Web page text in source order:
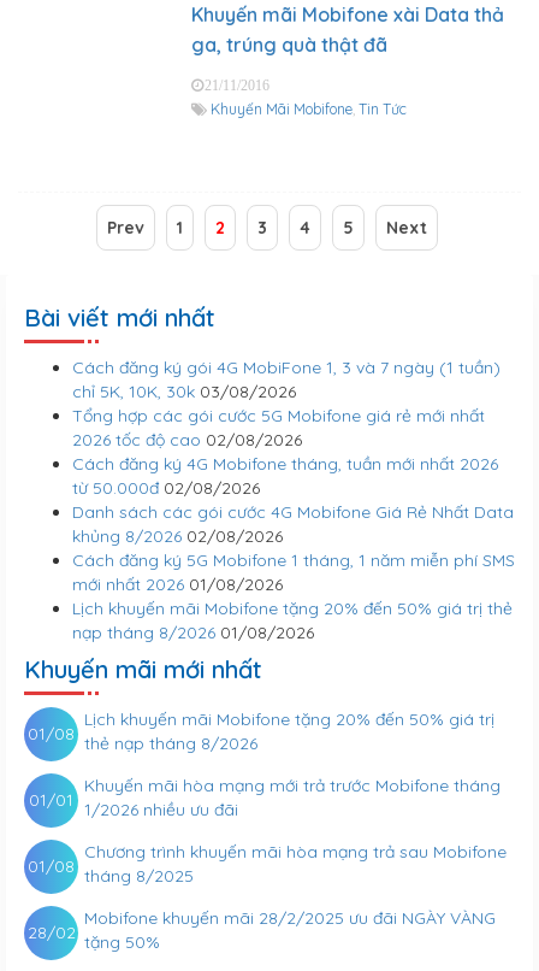
Khuyến mãi Mobifone xài Data thả
ga, trúng quà thật đã
21/11/2016
Khuyến Mãi Mobifone ,Tin Tức
Prev 1 2 3 4 5 Next
Bài viết mới nhất
Cách đăng ký gói 4G MobiFone 1, 3 và 7 ngày (1 tuần)
chỉ 5K, 10K, 30k 03/08/2026
Tổng hợp các gói cước 5G Mobifone giá rẻ mới nhất
2026 tốc độ cao 02/08/2026
Cách đăng ký 4G Mobifone tháng, tuần mới nhất 2026
từ 50.000đ 02/08/2026
Danh sách các gói cước 4G Mobifone Giá Rẻ Nhất Data
khủng 8/2026 02/08/2026
Cách đăng ký 5G Mobifone 1 tháng, 1 năm miễn phí SMS
mới nhất 2026 01/08/2026
Lịch khuyến mãi Mobifone tặng 20% đến 50% giá trị thẻ
nạp tháng 8/2026 01/08/2026
Khuyến mãi mới nhất
Lịch khuyến mãi Mobifone tặng 20% đến 50% giá trị
thẻ nạp tháng 8/2026
01/08
Khuyến mãi hòa mạng mới trả trước Mobifone tháng
1/2026 nhiều ưu đãi
01/01
Chương trình khuyến mãi hòa mạng trả sau Mobifone
tháng 8/2025
01/08
Mobifone khuyến mãi 28/2/2025 ưu đãi NGÀY VÀNG
tặng 50%
28/02